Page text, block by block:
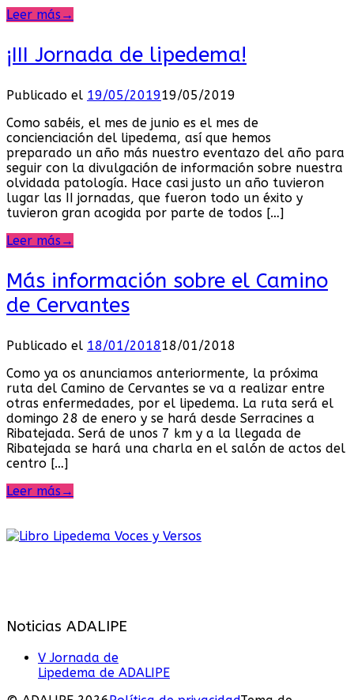
Leer más →
¡III Jornada de lipedema!
Publicado el 19/05/201919/05/2019
Como sabéis, el mes de junio es el mes de
concienciación del lipedema, así que hemos
preparado un año más nuestro eventazo del año para
seguir con la divulgación de información sobre nuestra
olvidada patología. Hace casi justo un año tuvieron
lugar las II jornadas, que fueron todo un éxito y
tuvieron gran acogida por parte de todos […]
Leer más →
Más información sobre el Camino
de Cervantes
Publicado el 18/01/201818/01/2018
Como ya os anunciamos anteriormente, la próxima
ruta del Camino de Cervantes se va a realizar entre
otras enfermedades, por el lipedema. La ruta será el
domingo 28 de enero y se hará desde Serracines a
Ribatejada. Será de unos 7 km y a la llegada de
Ribatejada se hará una charla en el salón de actos del
centro […]
Leer más →
Noticias ADALIPE
V Jornada de
Lipedema de ADALIPE